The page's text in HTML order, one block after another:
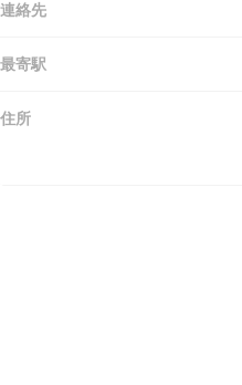
連絡先
最寄駅
住所